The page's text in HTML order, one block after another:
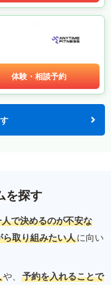
体験・相談予約
を探す
で決めるのが不安な
取り組みたい人に向い
や、
予約を入れることで